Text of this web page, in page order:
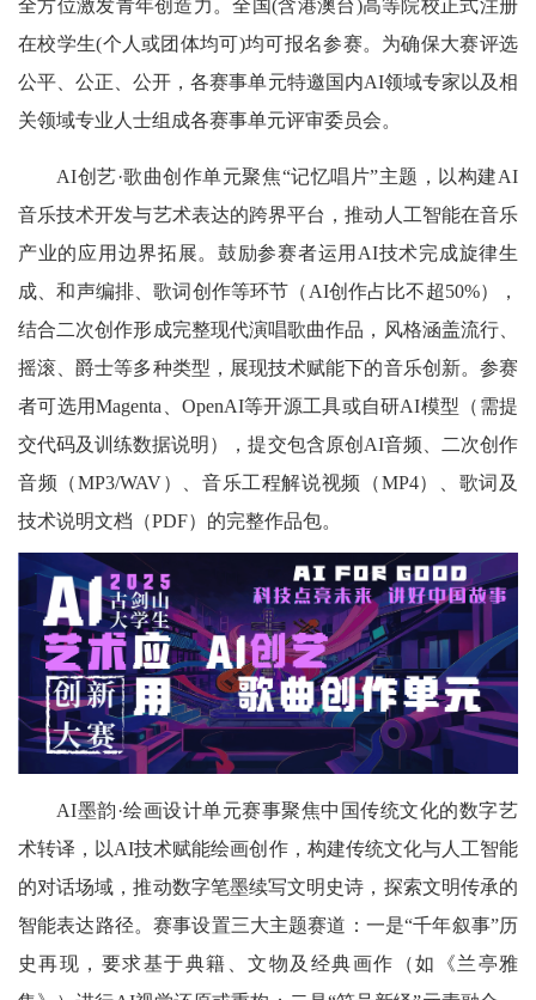
全方位激发青年创造力。全国(含港澳台)高等院校正式注册
在校学生(个人或团体均可)均可报名参赛。为确保大赛评选
公平、公正、公开，各赛事单元特邀国内AI领域专家以及相
关领域专业人士组成各赛事单元评审委员会。
AI创艺·歌曲创作单元聚焦“记忆唱片”主题，以构建AI
音乐技术开发与艺术表达的跨界平台，推动人工智能在音乐
产业的应用边界拓展。鼓励参赛者运用AI技术完成旋律生
成、和声编排、歌词创作等环节（AI创作占比不超50%），
结合二次创作形成完整现代演唱歌曲作品，风格涵盖流行、
摇滚、爵士等多种类型，展现技术赋能下的音乐创新。参赛
者可选用Magenta、OpenAI等开源工具或自研AI模型（需提
交代码及训练数据说明），提交包含原创AI音频、二次创作
音频（MP3/WAV）、音乐工程解说视频（MP4）、歌词及
技术说明文档（PDF）的完整作品包。
AI墨韵·绘画设计单元赛事聚焦中国传统文化的数字艺
术转译，以AI技术赋能绘画创作，构建传统文化与人工智能
的对话场域，推动数字笔墨续写文明史诗，探索文明传承的
智能表达路径。赛事设置三大主题赛道：一是“千年叙事”历
史再现，要求基于典籍、文物及经典画作（如《兰亭雅